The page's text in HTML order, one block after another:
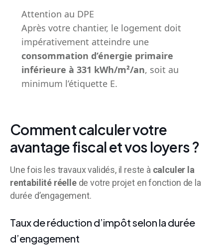
Attention au DPE
Après votre chantier, le logement doit
impérativement atteindre une
consommation d’énergie primaire
inférieure à 331 kWh/m²/an, soit au
minimum l’étiquette E.
Comment calculer votre
avantage fiscal et vos loyers ?
Une fois les travaux validés, il reste à calculer la
rentabilité réellede votre projet en fonction de la
durée d’engagement.
Taux de réduction d’impôt selon la durée
d’engagement